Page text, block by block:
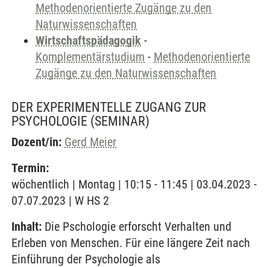
Methodenorientierte Zugänge zu den
Naturwissenschaften
Wirtschaftspädagogik -
Komplementärstudium - Methodenorientierte
Zugänge zu den Naturwissenschaften
DER EXPERIMENTELLE ZUGANG ZUR
PSYCHOLOGIE (SEMINAR)
Dozent/in: Gerd Meier
Termin:
wöchentlich | Montag | 10:15 - 11:45 | 03.04.2023 -
07.07.2023 | W HS 2
Inhalt: Die Pschologie erforscht Verhalten und
Erleben von Menschen. Für eine längere Zeit nach
Einführung der Psychologie als